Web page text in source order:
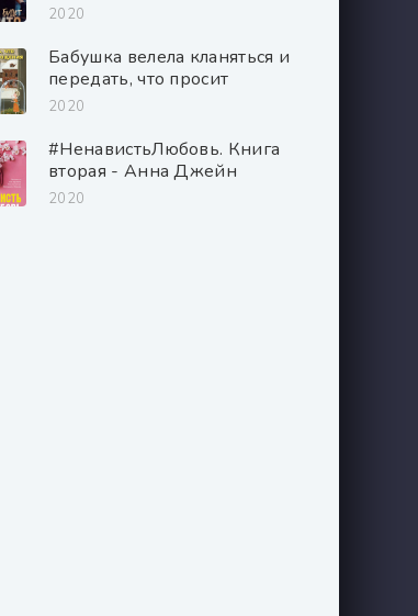
2020
Бабушка велела кланяться и
передать, что просит
прощения - Фредерик
2020
#НенавистьЛюбовь. Книга
вторая - Анна Джейн
2020